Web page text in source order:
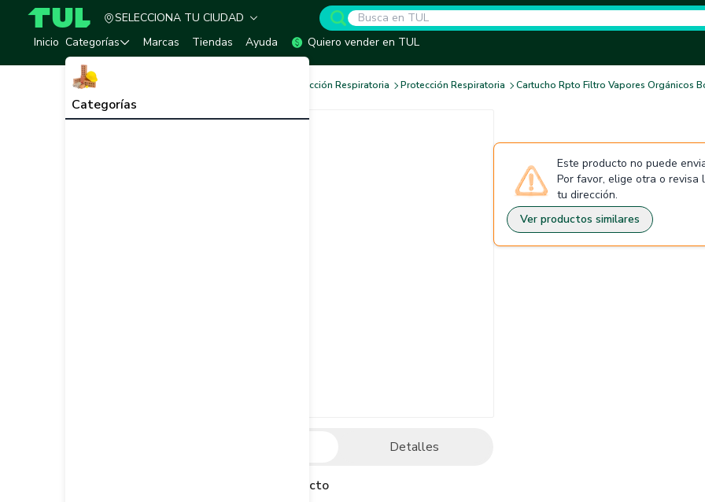
TUL - Tu Marketplace de Construcción
SELECCIONA TU CIUDAD
Inicio Categorías
Categorías
Marcas Tiendas Ayuda Quiero vender en TUL
Protección Respiratoria Protección Respiratoria Cartucho Rpto Filtro Vapores Orgánicos
Detalles
Descripción del producto
Este producto no puede
Por favor, elige otra o revisa
tu dirección.
Ver productos similares